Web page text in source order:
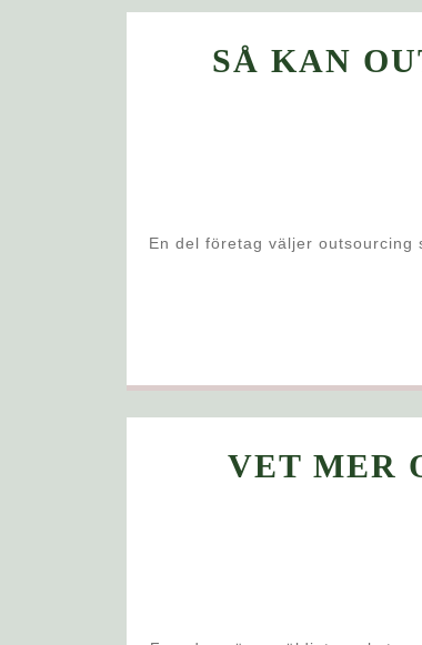
SÅ KAN
En del företag väljer outsourcing som en löpande del av sin verksamhet – andra enbart vid specifika projekt.
VET MER